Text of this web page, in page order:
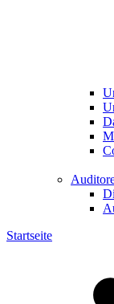
Startseite